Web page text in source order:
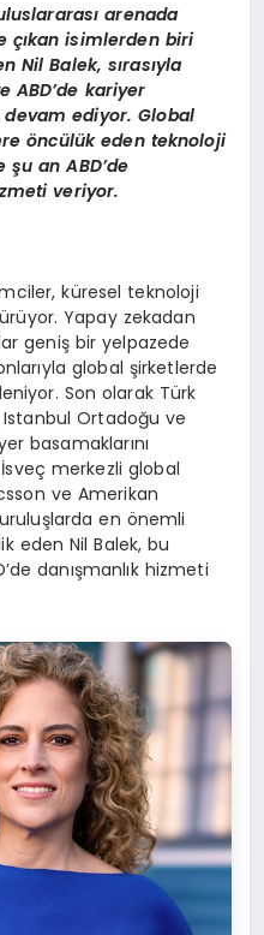
arenada
çıkan isimlerden biri
Nil Balek, sırasıyla
ABD’de kariyer
devam ediyor. Global
öncülük eden teknoloji
an ABD’de
veriyor.
küresel teknoloji
Yapay zekadan
geniş bir yelpazede
global şirketlerde
Son olarak Türk
Istanbul Ortadoğu ve
basamaklarını
merkezli global
ve Amerikan
en önemli
eden Nil Balek, bu
danışmanlık hizmeti